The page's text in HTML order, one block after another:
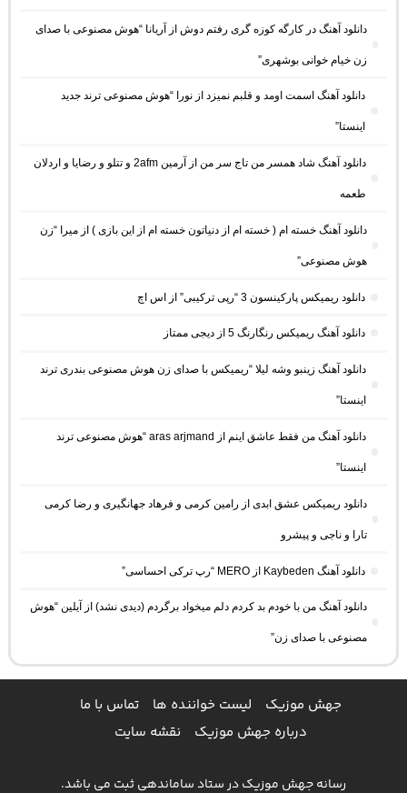
دانلود آهنگ در کارگه کوزه گری رفتم دوش از آریانا “هوش مصنوعی با صدای
زن خیام خوانی بوشهری”
دانلود آهنگ اسمت اومد و قلبم نمیزد از نورا “هوش مصنوعی ترند جدید
اینستا”
دانلود آهنگ شاد همسر من تاج سر من از آرمین 2afm و تتلو و رضایا و اردلان
طعمه
دانلود آهنگ خسته ام ( خسته ام از دنیاتون خسته ام از این بازی ) از میرا “زن
هوش مصنوعی”
دانلود ریمیکس پارکینسون 3 “رپی ترکیبی” از اس اچ
دانلود آهنگ ریمیکس رنگارنگ 5 از دیجی ممتاز
دانلود آهنگ زینبو وشه لیلا “ریمیکس با صدای زن هوش مصنوعی بندری ترند
اینستا”
دانلود آهنگ من فقط عاشق اینم از aras arjmand “هوش مصنوعی ترند
اینستا”
دانلود ریمیکس عشق ابدی از رامین کرمی و فرهاد جهانگیری و رضا کرمی
تارا و ناجی و پیشرو
دانلود آهنگ Kaybeden از MERO “رپ ترکی احساسی”
دانلود آهنگ من با خودم بد کردم دلم میخواد برگردم (دیدی نشد) از آیلین “هوش
مصنوعی با صدای زن”
جهش موزیک لیست خواننده ها
تماس با ما
درباره جهش موزیک
نقشه سایت
رسانه جهش موزیک در ستاد ساماندهی ثبت می باشد.